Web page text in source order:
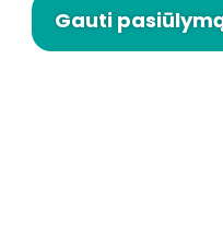
Gauti